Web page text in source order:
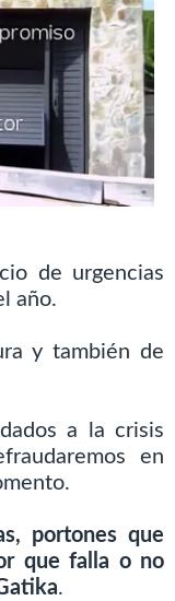
de urgencias
año.
y también de
a la crisis
en
portones que
que falla o no
.